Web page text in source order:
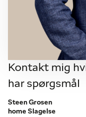
Kontakt mig
har spørgsmål
Steen Grosen
home Slagelse